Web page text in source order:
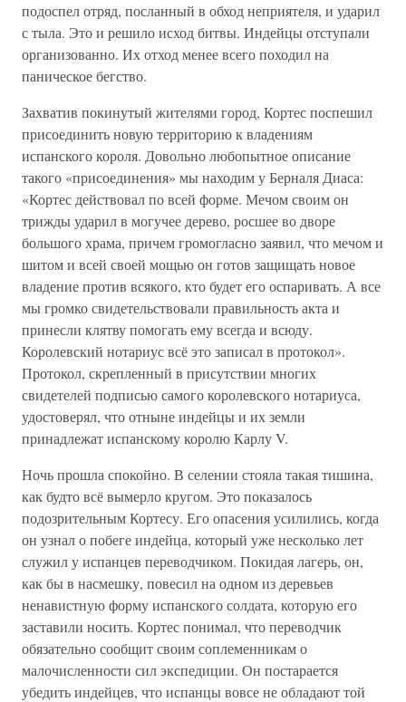
подоспел отряд, посланный в обход неприятеля, и ударил
с тыла. Это и решило исход битвы. Индейцы отступали
организованно. Их отход менее всего походил на
паническое бегство.
Захватив покинутый жителями город, Кортес поспешил
присоединить новую территорию к владениям
испанского короля. Довольно любопытное описание
такого «присоединения» мы находим у Берналя Диаса:
«Кортес действовал по всей форме. Мечом своим он
трижды ударил в могучее дерево, росшее во дворе
большого храма, причем громогласно заявил, что мечом и
шитом и всей своей мощью он готов защищать новое
владение против всякого, кто будет его оспаривать. А все
мы громко свидетельствовали правильность акта и
принесли клятву помогать ему всегда и всюду.
Королевский нотариус всё это записал в протокол».
Протокол, скрепленный в присутствии многих
свидетелей подписью самого королевского нотариуса,
удостоверял, что отныне индейцы и их земли
принадлежат испанскому королю Карлу V.
Ночь прошла спокойно. В селении стояла такая тишина,
как будто всё вымерло кругом. Это показалось
подозрительным Кортесу. Его опасения усилились, когда
он узнал о побеге индейца, который уже несколько лет
служил у испанцев переводчиком. Покидая лагерь, он,
как бы в насмешку, повесил на одном из деревьев
ненавистную форму испанского солдата, которую его
заставили носить. Кортес понимал, что переводчик
обязательно сообщит своим соплеменникам о
малочисленности сил экспедиции. Он постарается
убедить индейцев, что испанцы вовсе не обладают той